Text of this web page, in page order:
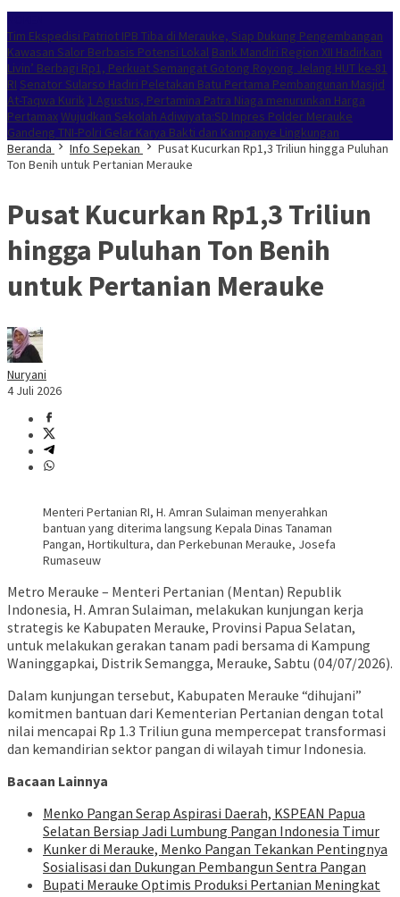
Tim Ekspedisi Patriot IPB Tiba di Merauke, Siap Dukung Pengembangan
Kawasan Salor Berbasis Potensi Lokal Bank Mandiri Region XII Hadirkan
Livin’ Berbagi Rp1, Perkuat Semangat Gotong Royong Jelang HUT ke-81
RI Senator Sularso Hadiri Peletakan Batu Pertama Pembangunan Masjid
At-Taqwa Kurik 1 Agustus, Pertamina Patra Niaga menurunkan Harga
PertamaxWujudkan Sekolah Adiwiyata:SD Inpres Polder Merauke
Gandeng TNI-Polri Gelar Karya Bakti dan Kampanye Lingkungan
Beranda
Info Sepekan
Pusat Kucurkan Rp1,3 Triliun hingga Puluhan
Ton Benih untuk Pertanian Merauke
Pusat Kucurkan Rp1,3 Triliun
hingga Puluhan Ton Benih
untuk Pertanian Merauke
Nuryani
4 Juli 2026
Menteri Pertanian RI, H. Amran Sulaiman menyerahkan
bantuan yang diterima langsung Kepala Dinas Tanaman
Pangan, Hortikultura, dan Perkebunan Merauke, Josefa
Rumaseuw
Metro Merauke – Menteri Pertanian (Mentan) Republik
Indonesia, H. Amran Sulaiman, melakukan kunjungan kerja
strategis ke Kabupaten Merauke, Provinsi Papua Selatan,
untuk melakukan gerakan tanam padi bersama di Kampung
Waninggapkai, Distrik Semangga, Merauke, Sabtu (04/07/2026).
Dalam kunjungan tersebut, Kabupaten Merauke “dihujani”
komitmen bantuan dari Kementerian Pertanian dengan total
nilai mencapai Rp 1.3 Triliun guna mempercepat transformasi
dan kemandirian sektor pangan di wilayah timur Indonesia.
Bacaan Lainnya
Menko Pangan Serap Aspirasi Daerah, KSPEAN Papua
Selatan Bersiap Jadi Lumbung Pangan Indonesia Timur
Kunker di Merauke, Menko Pangan Tekankan Pentingnya
Sosialisasi dan Dukungan Pembangun Sentra Pangan
Bupati Merauke Optimis Produksi Pertanian Meningkat